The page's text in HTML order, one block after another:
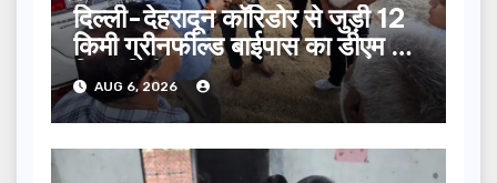
दिल्ली-देहरादून कॉरिडोर से जुड़ी 12
किमी ग्रीनफील्ड बाईपास का डीएम ने
किया निरीक्षण…
AUG 6, 2026